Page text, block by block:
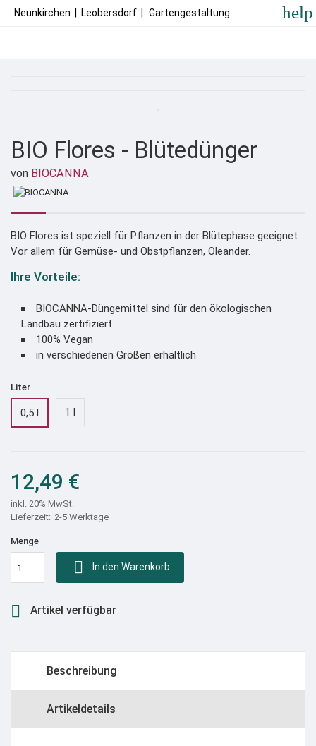
Neunkirchen Leobersdorf Gartengestaltung help
BIO Flores - Blütedünger
von BIOCANNA
BIO Flores ist speziell für Pflanzen in der Blütephase geeignet.
Vor allem für Gemüse- und Obstpflanzen, Oleander.
Ihre Vorteile:
BIOCANNA-Düngemittel sind für den ökologischen
Landbau zertifiziert
100% Vegan
in verschiedenen Größen erhältlich
Liter
0,5 l 1 l
12,49 €
inkl. 20% MwSt.
2-5 Werktage
Menge
 In den Warenkorb
 Artikel verfügbar
Beschreibung
Artikeldetails